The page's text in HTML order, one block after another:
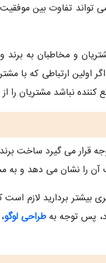
تفاوت بین
و مخاطبان به برند و
اولین ارتباطی که با
کننده نباشد مشتریان
قرار می گیرد ساخت
نشان می دهد و به
بردارید لازم
پس توجه بهطراحی لوگو